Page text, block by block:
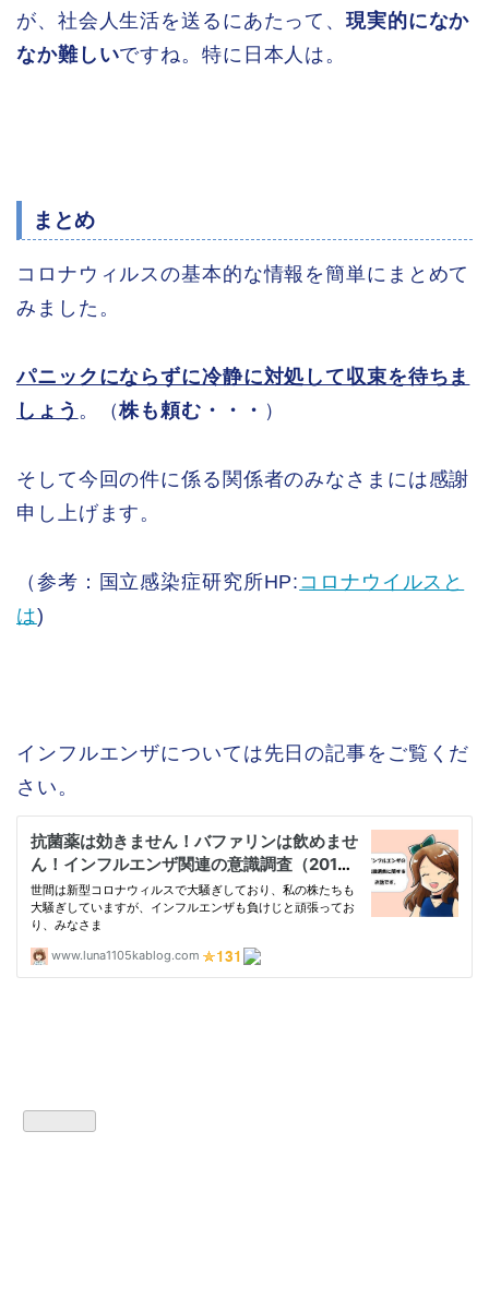
が、社会人生活を送るにあたって、現実的になか
なか難しいですね。特に日本人は。
まとめ
コロナウィルスの基本的な情報を簡単にまとめて
みました。
パニックにならずに冷静に対処して収束を待ちま
しょう 。（株も頼む・・・ ）
そして今回の件に係る関係者のみなさまには感謝
申し上げます。
（参考：国立感染症研究所HP: コロナウイルスと
は)
インフルエンザについては先日の記事をご覧くだ
さい。